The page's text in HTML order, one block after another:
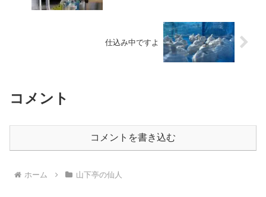
仕込み中ですよ
コメント
コメントを書き込む
ホーム 山下亭の仙人